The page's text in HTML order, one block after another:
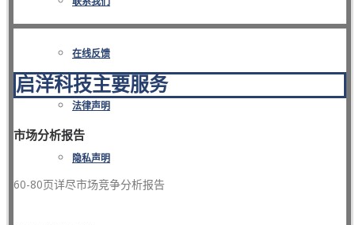
在线反馈
法律声明
隐私声明
启洋科技主要服务
市场分析报告
60-80页详尽市场竞争分析报告